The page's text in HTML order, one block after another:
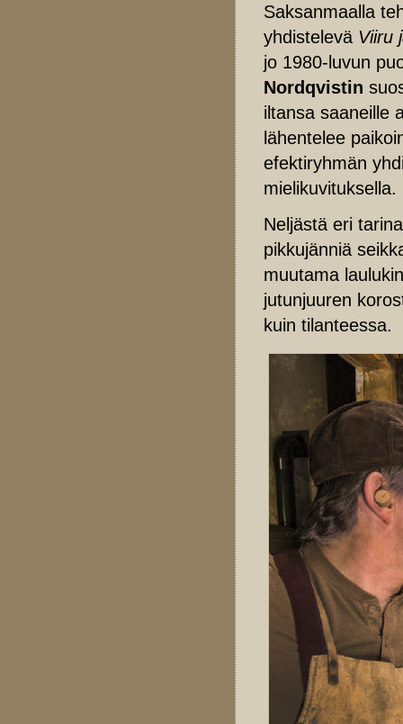
Saksanmaalla
yhdistelevä Viiru
jo 1980-luvun
Nordqvistin
iltansa saaneille
lähentelee
efektiryhmän
mielikuvituksella.
Neljästä eri
pikkujänniä
muutama
jutunjuuren
kuin tilanteessa.